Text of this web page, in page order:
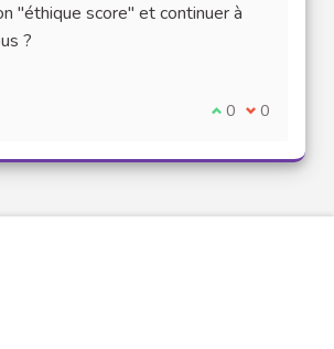
"éthique score" et continuer à
?
Je suis d'accord
0 Je ne suis
0